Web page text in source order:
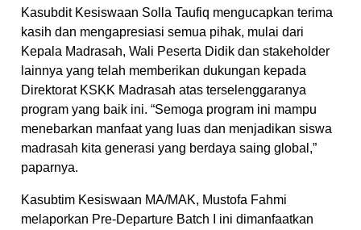
Kasubdit Kesiswaan Solla Taufiq mengucapkan terima
kasih dan mengapresiasi semua pihak, mulai dari
Kepala Madrasah, Wali Peserta Didik dan stakeholder
lainnya yang telah memberikan dukungan kepada
Direktorat KSKK Madrasah atas terselenggaranya
program yang baik ini. “Semoga program ini mampu
menebarkan manfaat yang luas dan menjadikan siswa
madrasah kita generasi yang berdaya saing global,”
paparnya.
Kasubtim Kesiswaan MA/MAK, Mustofa Fahmi
melaporkan Pre-Departure Batch I ini dimanfaatkan